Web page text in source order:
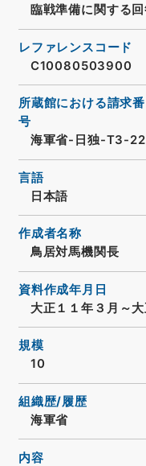
臨戦準備に関する
レファレンスコード
C10080503900
所蔵館における請求番
号
海軍省-日独-T3-
言語
日本語
作成者名称
鳥居対馬機関長
資料作成年月日
大正１１年３月～
規模
10
組織歴/履歴
海軍省
内容